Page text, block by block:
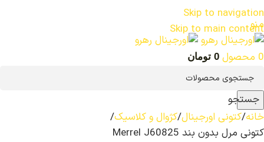
Skip to navigation
Skip to main content
منو
0 محصول 0 تومان
جستجو
خانه کتونی اورجینال کژوال و کلاسیک
کتونی مرل بدون بند Merrel J60825